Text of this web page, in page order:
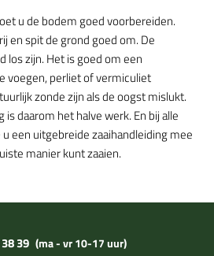
u de bodem goed voorbereiden.
en spit de grond goed om. De
los zijn. Het is goed om een
voegen, perliet of vermiculiet
zonde zijn als de oogst mislukt.
daarom het halve werk. En bij alle
een uitgebreide zaaihandleiding mee
manier kunt zaaien.
39 (ma - vr 10-17 uur)